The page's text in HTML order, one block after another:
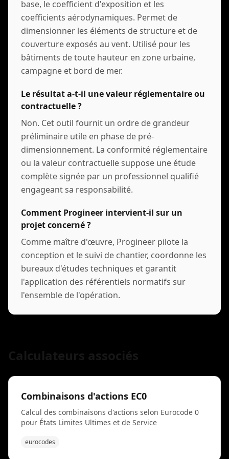
base, le coefficient d'exposition et les
coefficients aérodynamiques. Permet de
dimensionner les éléments de structure et de
couverture exposés au vent. Utilisé pour les
bâtiments de toute hauteur en zone urbaine,
campagne et bord de mer.
Le résultat a-t-il une valeur réglementaire ou
contractuelle ?
Non. Cet outil fournit un ordre de grandeur
préliminaire utile en phase de pré-
dimensionnement. La conformité réglementaire
ou la valeur contractuelle suppose une étude
complète signée par un professionnel qualifié
engageant sa responsabilité.
Comment Progineer intervient-il sur un
projet concerné ?
Comme maître d'œuvre, Progineer pilote la
conception et le suivi de chantier, coordonne les
bureaux d'études techniques et garantit
l'application des référentiels normatifs sur
l'ensemble de l'opération.
Combinaisons d'actions EC0
Calcul des combinaisons d'actions selon Eurocode 0
pour États Limites Ultimes et de Service
eurocodes